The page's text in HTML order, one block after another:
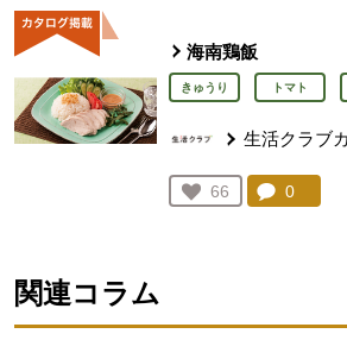
海南鶏飯
きゅうり トマト
生活クラブ
お気に入り登録：
66
人が登録
コメン
0
関連コラム